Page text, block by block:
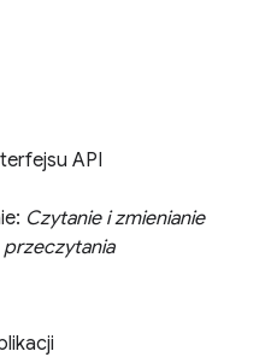
API
Czytanie i zmienianie